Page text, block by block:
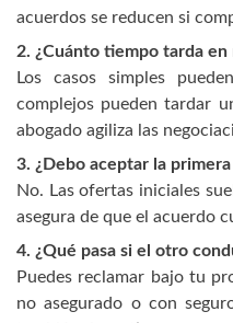
acuerdos se reducen si
2. ¿Cuánto tiempo tarda en
Los casos simples
complejos pueden tardar
abogado agiliza las
3. ¿Debo aceptar la
No. Las ofertas iniciales
asegura de que el acuerdo
4. ¿Qué pasa si el otro
Puedes reclamar bajo tu
no asegurado o con